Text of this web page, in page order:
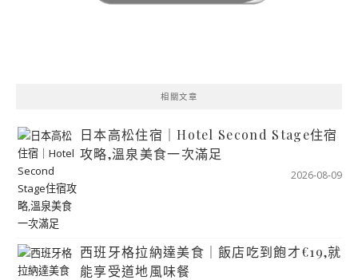
相關文章
日本高松住宿｜Hotel Second Stage住宿
攻略,溫泉美食一次滿足
2026-08-09
西班牙格拉納達美食｜飯店吃到飽才€19,就
能享受道地風味餐